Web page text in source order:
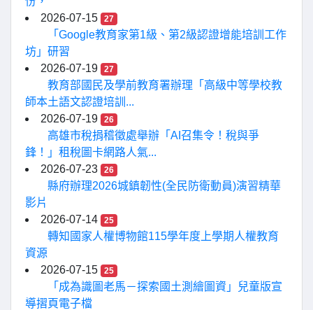
2026-07-15
27
「Google教育家第1級、第2級認證增能培訓工作
坊」研習
2026-07-19
27
教育部國民及學前教育署辦理「高級中等學校教
師本土語文認證培訓...
2026-07-19
26
高雄市稅捐稽徵處舉辦「AI召集令！稅與爭
鋒！」租稅圖卡網路人氣...
2026-07-23
26
縣府辦理2026城鎮韌性(全民防衛動員)演習精華
影片
2026-07-14
25
轉知國家人權博物館115學年度上學期人權教育
資源
2026-07-15
25
「成為識圖老馬－探索國土測繪圖資」兒童版宣
導摺頁電子檔